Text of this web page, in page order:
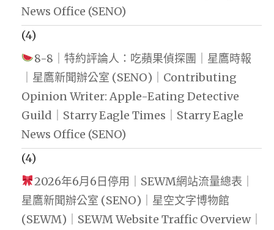
News Office (SENO)
(4)
8-8｜特約評論人：吃蘋果偵探團｜星鷹時報
｜星鷹新聞辦公室 (SENO)｜Contributing
Opinion Writer: Apple-Eating Detective
Guild｜Starry Eagle Times｜Starry Eagle
News Office (SENO)
(4)
2026年6月6日停用｜SEWM網站流量總表｜
星鷹新聞辦公室 (SENO)｜星空文字博物館
(SEWM)｜SEWM Website Traffic Overview｜